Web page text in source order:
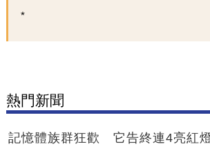
熱門新聞
記憶體族群狂歡 它告終連4亮紅